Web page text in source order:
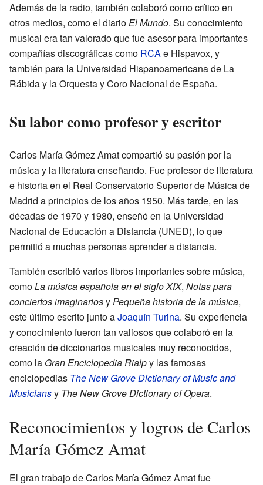
Además de la radio, también colaboró como crítico en
otros medios, como el diario El Mundo. Su conocimiento
musical era tan valorado que fue asesor para importantes
compañías discográficas como RCA e Hispavox, y
también para la Universidad Hispanoamericana de La
Rábida y la Orquesta y Coro Nacional de España.
Su labor como profesor y escritor
Carlos María Gómez Amat compartió su pasión por la
música y la literatura enseñando. Fue profesor de literatura
e historia en el Real Conservatorio Superior de Música de
Madrid a principios de los años 1950. Más tarde, en las
décadas de 1970 y 1980, enseñó en la Universidad
Nacional de Educación a Distancia (UNED), lo que
permitió a muchas personas aprender a distancia.
También escribió varios libros importantes sobre música,
comoLa música española en el siglo XIX, Notas para
conciertos imaginariosy Pequeña historia de la música,
este último escrito junto aJoaquín Turina. Su experiencia
y conocimiento fueron tan valiosos que colaboró en la
creación de diccionarios musicales muy reconocidos,
como la Gran Enciclopedia Rialpy las famosas
enciclopedias The New Grove Dictionary of Music and
Musiciansy The New Grove Dictionary of Opera.
Reconocimientos y logros de Carlos
María Gómez Amat
El gran trabajo de Carlos María Gómez Amat fue